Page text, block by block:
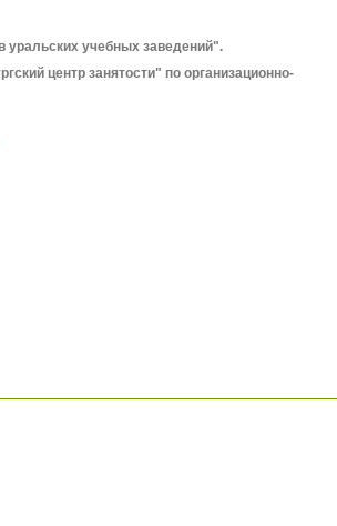
уральских учебных заведений".
центр занятости" по организационно-